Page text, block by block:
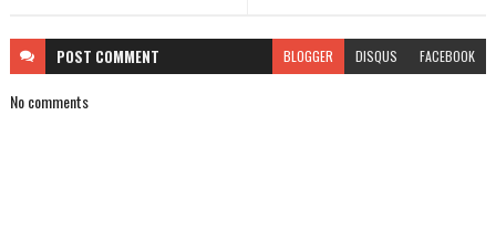
POST COMMENT BLOGGER DISQUS FACEBOOK
No comments